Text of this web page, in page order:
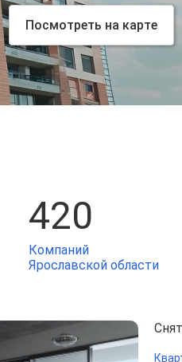
Посмотреть на карте
420
Компаний
Ярославской области